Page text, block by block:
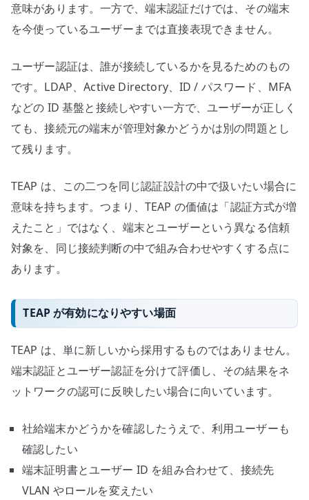
意味があります。一方で、端末認証だけでは、その端末
を今使っているユーザーまでは直接表現できません。
ユーザー認証は、誰が接続しているかを見るためのもの
です。LDAP、Active Directory、ID / パスワード、MFA
などの ID 基盤と接続しやすい一方で、ユーザーが正しく
ても、接続元の端末が管理対象かどうかは別の問題とし
て残ります。
TEAP は、この二つを同じ認証設計の中で扱いたい場合に
意味を持ちます。つまり、TEAP の価値は「認証方式が増
えたこと」ではなく、端末とユーザーという異なる信頼
対象を、同じ接続判断の中で組み合わせやすくする点に
あります。
TEAP が有効になりやすい場面
TEAP は、単に新しいから採用するものではありません。
端末認証とユーザー認証を分けて評価し、その結果をネ
ットワークの認可に反映したい場合に向いています。
社給端末かどうかを確認したうえで、利用ユーザーも
確認したい
端末証明書とユーザー ID を組み合わせて、接続先
VLAN やロールを変えたい